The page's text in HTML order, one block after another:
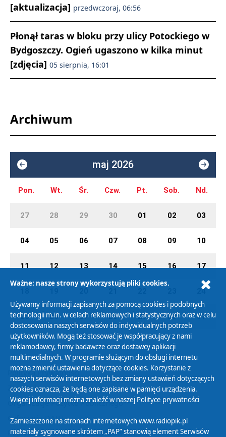
[aktualizacja] przedwczoraj, 06:56
Płonął taras w bloku przy ulicy Potockiego w
Bydgoszczy. Ogień ugaszono w kilka minut
[zdjęcia] 05 sierpnia, 16:01
Archiwum
maj 2026
Pon. Wt. Śr. Czw. Pt. Sob. Nd.
27 28 29 30 01 02 03
04 05 06 07 08 09 10
11 12 13 14 15 16 17
24
25 26 27 28 29 30 31
Polityka Prywatności
Zasady korzystania z Serwisu
Organizacje Pożytku Publicznego
Cyfryzacja DAB+
Polityka ochrony danych osobowych
Ważne: nasze strony wykorzystują pliki cookies.
Używamy informacji zapisanych za pomocą cookies i podobnych
technologii m.in. w celach reklamowych i statystycznych oraz w celu
dostosowania naszych serwisów do indywidualnych potrzeb
użytkowników. Mogą też stosować je współpracujący z nami
reklamodawcy, firmy badawcze oraz dostawcy aplikacji
multimedialnych. W programie służącym do obsługi internetu
można zmienić ustawienia dotyczące cookies. Korzystanie z
naszych serwisów internetowych bez zmiany ustawień dotyczących
cookies oznacza, że będą one zapisane w pamięci urządzenia.
Więcej informacji można znaleźć w naszej Polityce prywatności
Zamieszczone na stronach internetowych www.radiopik.pl
materiały sygnowane skrótem „PAP” stanowią element Serwisów